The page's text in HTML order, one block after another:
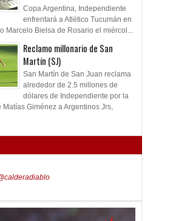
Copa Argentina, Independiente
enfrentará a Atlético Tucumán en
Marcelo Bielsa de Rosario el miércol...
Reclamo millonario de San
Martín (SJ)
San Martín de San Juan reclama
alrededor de 2.5 millones de
dólares de Independiente por la
Matías Giménez a Argentinos Jrs,